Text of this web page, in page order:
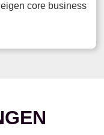
core business